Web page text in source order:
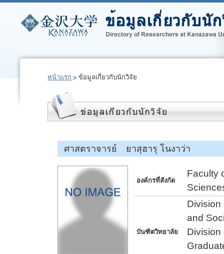
หน้าแรก ข้อมูลเกี่ยวกับนักวิจัย
ศาสตราจารย์ ยาสุฮารุ โนงาว่า
องค์กรที่สังกัด
Faculty
บันฑิตวิทยาลัย
Division
and
Division